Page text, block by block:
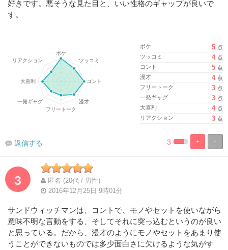
好きです。悪そうな見た目と、いい性格のギャップが良いで
す。
ボケ 5 点
ツッコミ
4 点
コント
5 点
漫才
4 点
フリートーク
3 点
一発ギャグ
3 点
大喜利
4 点
リアクション
3 点
-
+
% 100%
3
返信する
3
匿名 (20代 / 男性)
2016年12月25日 9時01分
サンドウィッチマンは、コントで、モノやセットを使いながら
意味不明な言動をする、そしてそれに突っ込むというのが良い
と思っている。だから、漫才のようにモノやセットをあまり使
うことができないものでは多少面白さに欠けるような気がす